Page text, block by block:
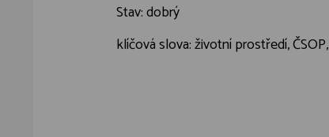
Stav: dobrý
klíčová slova: životní prostředí, ČSOP,